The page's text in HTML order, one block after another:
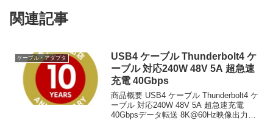
関連記事
ケーブル・アダプタ
USB4 ケーブル Thunderbolt4 ケ
ーブル 対応240W 48V 5A 超急速
充電 40Gbps
商品概要 USB4 ケーブル Thunderbolt4 ケ
ーブル 対応240W 48V 5A 超急速充電
40Gbpsデータ転送 8K@60Hz映像出力